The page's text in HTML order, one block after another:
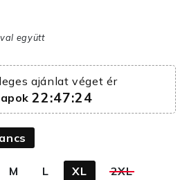
együtt
ajánlat véget ér
22:47:23
M L XL 2XL